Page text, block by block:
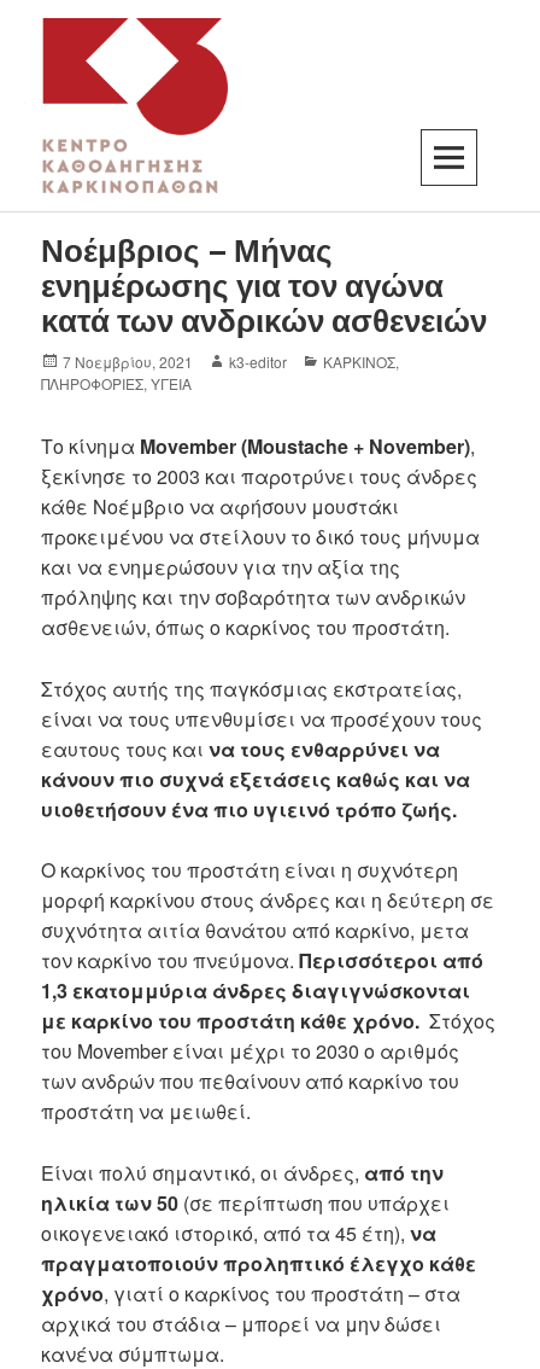
K3
ΚΕΝΤΡΟ ΚΑΘΟΔΗΓΗΣΗΣ ΚΑΡΚΙΝΟΠΑΘΩΝ
Νοέμβριος – Μήνας
ενημέρωσης για τον αγώνα
κατά των ανδρικών ασθενειών
7 Νοεμβρίου, 2021 k3-editor ΚΑΡΚΙΝΟΣ,
ΠΛΗΡΟΦΟΡΙΕΣ,ΥΓΕΙΑ
Το κίνημα Movember(Moustache + November),
ξεκίνησε το 2003 και παροτρύνει τους άνδρες
κάθε Νοέμβριο να αφήσουν μουστάκι
προκειμένου να στείλουν το δικό τους μήνυμα
και να ενημερώσουν για την αξία της
πρόληψης και την σοβαρότητα των ανδρικών
ασθενειών, όπως ο καρκίνος του προστάτη.
Στόχος αυτής της παγκόσμιας εκστρατείας,
είναι να τους υπενθυμίσει να προσέχουν τους
εαυτους τους καινα τους ενθαρρύνει να
κάνουν πιο συχνά εξετάσεις καθώς και να
υιοθετήσουν ένα πιο υγιεινό τρόπο ζωής.
Ο καρκίνος του προστάτη είναι η συχνότερη
μορφή καρκίνου στους άνδρες και η δεύτερη σε
συχνότητα αιτία θανάτου από καρκίνο, μετα
τον καρκίνο του πνεύμονα.Περισσότεροι από
1,3 εκατομμύρια άνδρες διαγιγνώσκονται
με καρκίνο του προστάτη κάθε χρόνο. Στόχος
του Movember είναι μέχρι το 2030 ο αριθμός
των ανδρών που πεθαίνουν από καρκίνο του
προστάτη να μειωθεί.
Είναι πολύ σημαντικό, οι άνδρες, από την
ηλικία των 50 (σε περίπτωση που υπάρχει
οικογενειακό ιστορικό, από τα 45 έτη),να
πραγματοποιούν προληπτικό έλεγχο κάθε
χρόνο, γιατί ο καρκίνος του προστάτη – στα
αρχικά του στάδια – μπορεί να μην δώσει
κανένα σύμπτωμα.